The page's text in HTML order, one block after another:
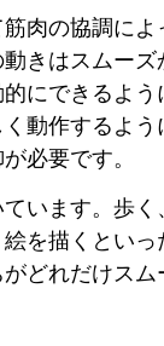
肉の協調に
きはスムー
にできるよ
動作するよ
必要です。
います。歩
を描くとい
どれだけス